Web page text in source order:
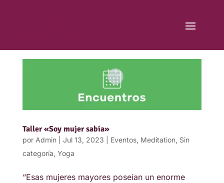
Taller «Soy mujer sabia»
por Admin| Jul 13, 2023 Eventos, Meditation, Sin
categoría, Yoga
“Esas mujeres mayores poseían un enorme